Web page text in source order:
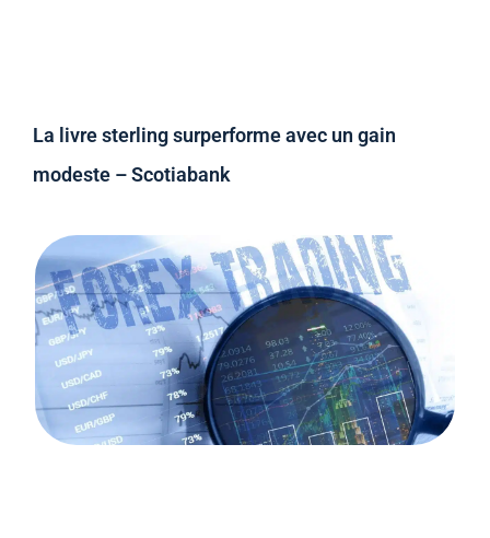
La livre sterling surperforme avec un gain
modeste – Scotiabank